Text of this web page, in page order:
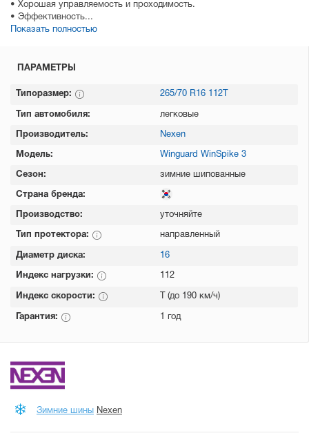
• Хорошая управляемость и проходимость.
• Эффективность...
Показать полностью
ПАРАМЕТРЫ
Типоразмер: 265/70 R16 112T
Тип автомобиля: легковые
Производитель: Nexen
Модель: Winguard WinSpike 3
Сезон: зимние шипованные
Страна бренда:
Производство: уточняйте
Тип протектора: направленный
Диаметр диска: 16
Индекс нагрузки: 112
Индекс скорости: T (до 190 км/ч)
Гарантия: 1 год
Зимние шины Nexen